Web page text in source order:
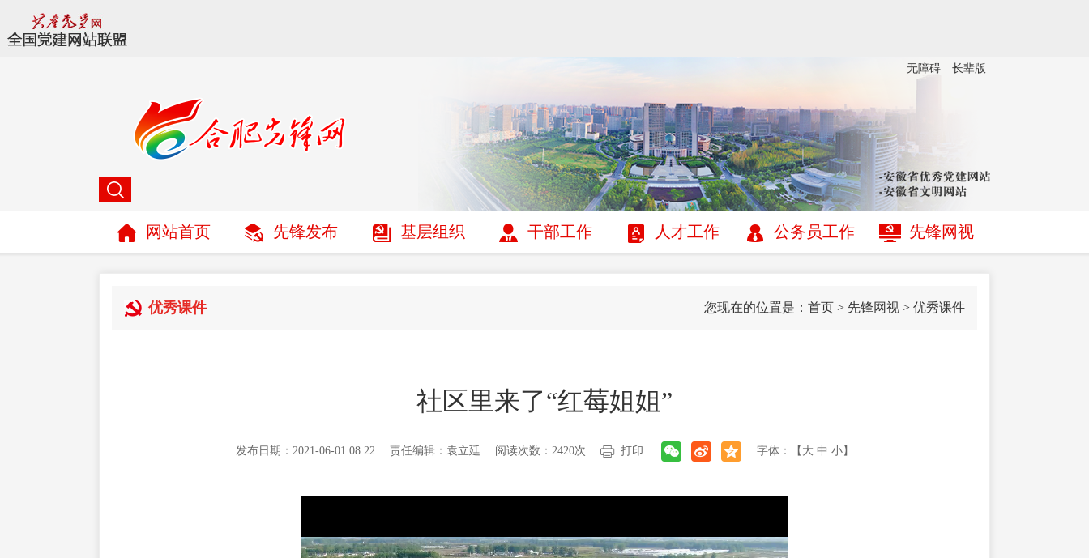
无障碍 长辈版
网站首页 先锋发布 基层组织 干部工作 人才工作 公务员工作 先锋网视
优秀课件 您现在的位置是： 首页 > 先锋网视 > 优秀课件
社区里来了“红莓姐姐”
发布日期：2021-06-01 08:22 责任编辑：袁立廷 阅读次数： 2420次 打印 字体：【 大 中 小】